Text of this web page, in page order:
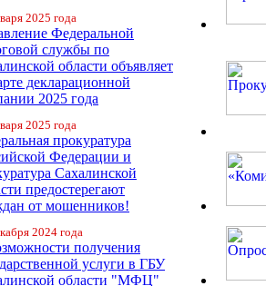
2025 года
Федеральной
службы по
области объявляет
декларационной
2025 года
2025 года
прокуратура
Федерации и
Сахалинской
предостерегают
от мошенников!
2024 года
получения
услуги в ГБУ
области "МФЦ"